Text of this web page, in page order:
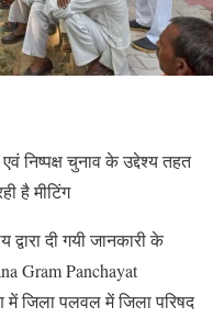
निष्पक्ष चुनाव के उद्देश्य तहत
है मीटिंग
दी गयी जानकारी के
Gram Panchayat
जिला पलवल में जिला परिषद